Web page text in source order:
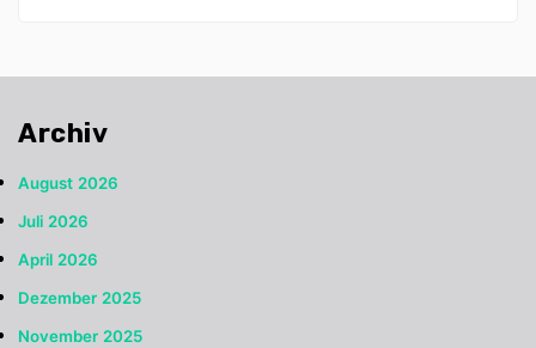
Archiv
August 2026
Juli 2026
April 2026
Dezember 2025
November 2025